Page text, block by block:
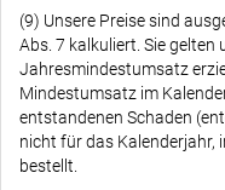
(9) Unsere Preise sind
Abs. 7 kalkuliert. Sie gelten
Jahresmindestumsatz
Mindestumsatz im
entstandenen Schaden
nicht für das Kalenderjahr,
bestellt.